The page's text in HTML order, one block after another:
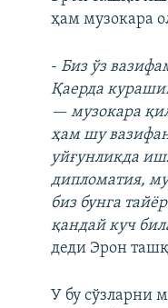
ҳам музокара
-Биз ўз
Қаерда
— музокара
ҳам шу
уйғунликда
дипломатия,
биз бунга
қандай куч
деди Эрон
У бу сўзларни